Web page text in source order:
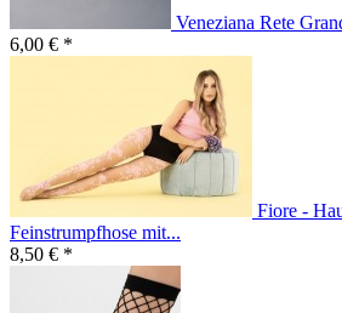
Veneziana Rete
6,00 € *
Fiore -
Feinstrumpfhose mit...
8,50 € *